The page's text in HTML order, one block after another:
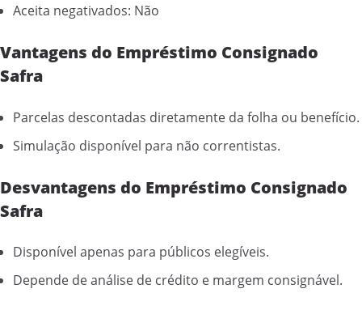
Aceita negativados: Não
Vantagens do Empréstimo Consignado
Safra
Parcelas descontadas diretamente da folha ou benefício.
Simulação disponível para não correntistas.
Desvantagens do Empréstimo Consignado
Safra
Disponível apenas para públicos elegíveis.
Depende de análise de crédito e margem consignável.